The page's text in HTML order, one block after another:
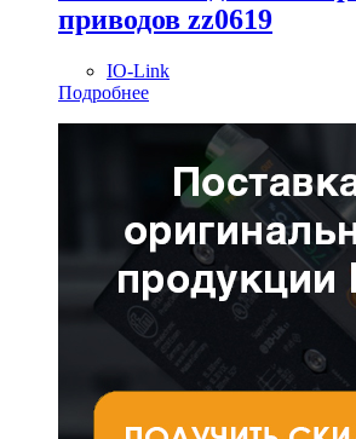
приводов zz0619
IO-Link
Подробнее